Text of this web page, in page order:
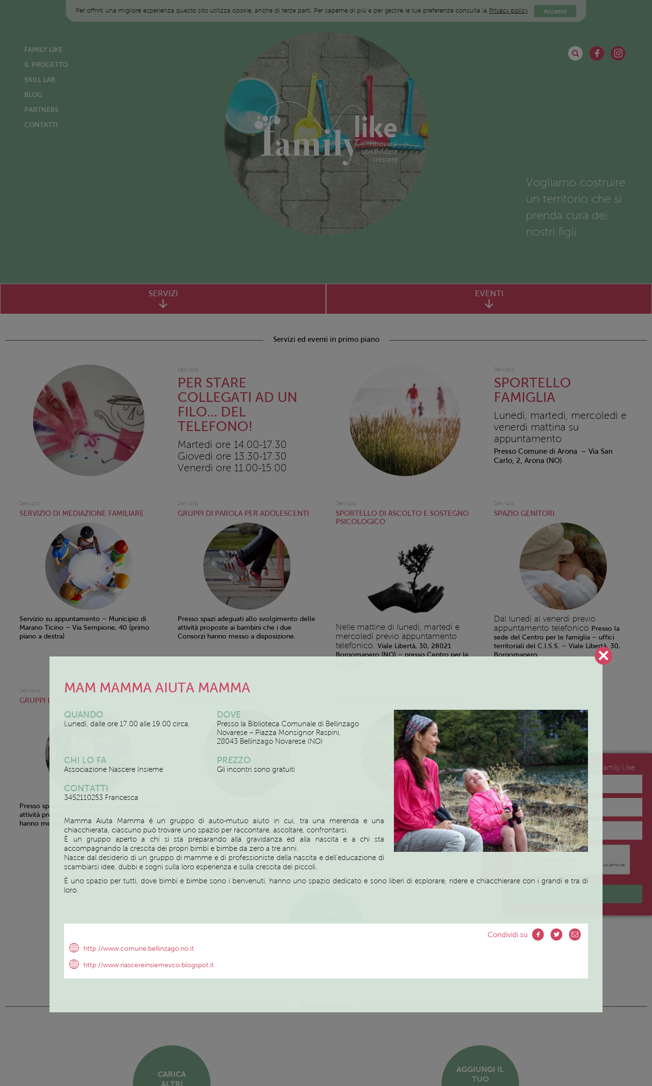
Per offrirti una migliore esperienza questo sito utilizza cookie, anche di terze parti. Per saperne di più e per gestire le tue preferenze consulta la Privacy policy Accetto
FAMILY LIKE
IL PROGETTO
SKILL LAB
BLOG
PARTNERS
CONTATTI
Vogliamo costruire
un territorio che si
prenda cura dei
nostri figli
MAM MAMMA AIUTA MAMMA
QUANDO
Lunedì, dalle ore 17.00 alle 19.00 circa.
DOVE
Presso la Biblioteca Comunale di Bellinzago
Novarese – Piazza Monsignor Raspini,
28043 Bellinzago Novarese (NO)
CHI LO FA
Associazione Nascere Insieme
PREZZO
Gli incontri sono gratuiti
CONTATTI
3452110253 Francesca
Mamma Aiuta Mamma è un gruppo di auto-mutuo aiuto in cui, tra una merenda e una
chiacchierata, ciascuno può trovare uno spazio per raccontare, ascoltare, confrontarsi.
È un gruppo aperto a chi si sta preparando alla gravidanza ed alla nascita e a chi sta
accompagnando la crescita dei propri bimbi e bimbe da zero a tre anni.
Nasce dal desiderio di un gruppo di mamme e di professioniste della nascita e dell’educazione di
scambiarsi idee, dubbi e sogni sulla loro esperienza e sulla crescita dei piccoli.
È uno spazio per tutti, dove bimbi e bimbe sono i benvenuti, hanno uno spazio dedicato e sono liberi di esplorare, ridere e chiacchierare con i grandi e tra di
loro.
Condividi su
http://www.comune.bellinzago.no.it
http://www.nascereinsiemevco.blogspot.it
SERVIZI EVENTI
Servizi ed eventi in primo piano
Servizio
PER STARE
COLLEGATI AD UN
FILO... DEL
TELEFONO!
Martedì ore 14.00-17.30
Giovedì ore 13.30-17.30
Venerdì ore 11.00-15.00
Servizio
SPORTELLO
FAMIGLIA
Lunedì, martedì, mercoledì e
venerdì mattina su
appuntamento
Presso Comune di Arona – Via San
Carlo, 2, Arona (NO)
Servizio
SERVIZIO DI MEDIAZIONE FAMILIARE
Servizio su appuntamento – Municipio di
Marano Ticino – Via Sempione, 40 (primo
piano a destra)
Servizio
GRUPPI DI PAROLA PER ADOLESCENTI
Presso spazi adeguati allo svolgimento delle
attività proposte ai bambini che i due
Consorzi hanno messo a disposizione.
Servizio
SPORTELLO DI ASCOLTO E SOSTEGNO
PSICOLOGICO
Nelle mattine di lunedì, martedì e
mercoledì previo appuntamento
telefonico. Viale Libertà, 30, 28021
Borgomanero (NO) – presso Centro per le
Servizio
SPAZIO GENITORI
Dal lunedì al venerdì previo
appuntamento telefonico Presso la
sede del Centro per le famiglia – uffici
territoriali del C.I.S.S. – Viale Libertà, 30,
Borgomanero
Servizio
GRUPPI DI PAROLA
Presso spazi adeguati allo svolgimento delle
attività proposte ai bambini che i tre Enti
hanno messo a disposizione.
Servizio
verranno concordate in base alle
disponibilità dei genitori. Gli incontri si
svolgeranno a Briga Novarese – Via Dante,
22 o ad Arona – Via Usellini, 11
Su appuntamento Pianterreno del
Municipio di Arona, Via San Carlo 2 – Arona
(NO)
TUTTI I
CARICA
ALTRI
AGGIUNGI IL
TUO
NEWSLETTER
Iscriviti alla newsletter di Family Like